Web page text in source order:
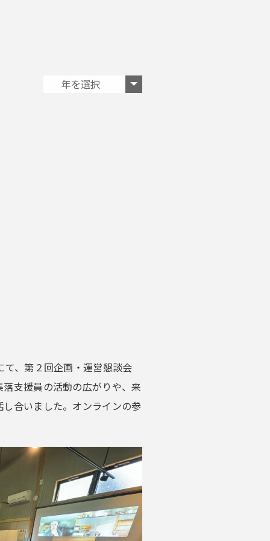
、第２回企画・運営懇談会
支援員の活動の広がりや、来
合いました。オンラインの参